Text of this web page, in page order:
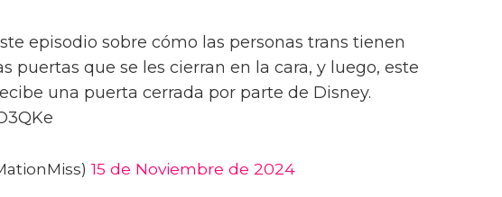
episodio sobre cómo las personas trans tienen
puertas que se les cierran en la cara, y luego, este
una puerta cerrada por parte de Disney.
15 de Noviembre de 2024